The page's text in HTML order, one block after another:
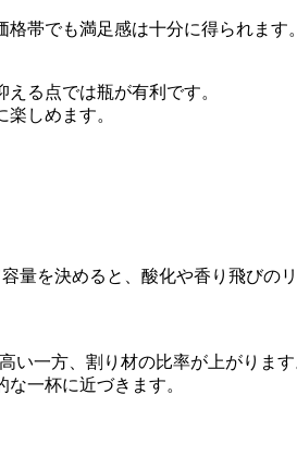
帯でも満足感は十分に得られます。
る点では瓶が有利です。
しめます。
量を決めると、酸化や香り飛びの
い一方、割り材の比率が上がります
一杯に近づきます。